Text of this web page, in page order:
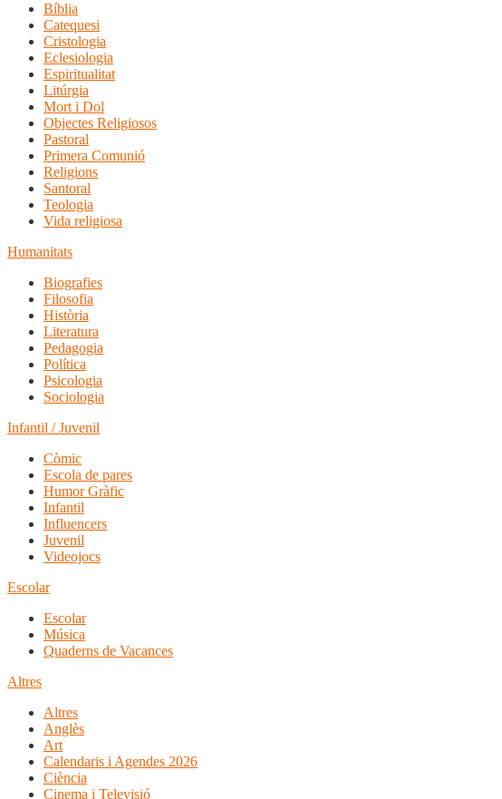
Bíblia
Catequesi
Cristologia
Eclesiologia
Espiritualitat
Litúrgia
Mort i Dol
Objectes Religiosos
Pastoral
Primera Comunió
Religions
Santoral
Teologia
Vida religiosa
Humanitats
Biografies
Filosofia
Història
Literatura
Pedagogia
Política
Psicologia
Sociologia
Infantil / Juvenil
Còmic
Escola de pares
Humor Gràfic
Infantil
Influencers
Juvenil
Videojocs
Escolar
Escolar
Música
Quaderns de Vacances
Altres
Altres
Anglès
Art
Calendaris i Agendes 2026
Ciència
Cinema i Televisió